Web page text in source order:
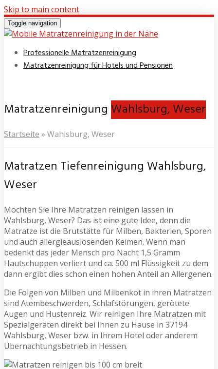
Skip to main content
Toggle navigation
Professionelle Matratzenreinigung
Matratzenreinigung für Hotels und Pensionen
Matratzenreinigung Wahlsburg, Weser
Startseite » Wahlsburg, Weser
Matratzen Tiefenreinigung Wahlsburg,
Weser
Möchten Sie Ihre Matratzen reinigen lassen in
Wahlsburg, Weser? Das ist eine gute Idee, denn die
Matratze ist die Brutstätte für Milben, Bakterien, Sporen
und auch allergieauslösenden Keimen. Wenn man
bedenkt das jeder Mensch pro Nacht 1,5 Gramm
Hautschuppen verliert und ca. 500 ml Flüssigkeit zu dem
dann ergibt dies schon einen hohen Anteil an Allergenen.
Die Folgen von Milben und Milbenkot in ihren Matratzen
sind Atembeschwerden, Schlafstörungen, gerötete
Augen und Hustenreiz. Wir reinigen Ihre Matratzen mit
Spezialgeräten direkt bei Ihnen zu Hause in 37194
Wahlsburg, Weser bzw. in Ihrem Hotel oder anderem
Übernachtungsbetrieb in Hessen.